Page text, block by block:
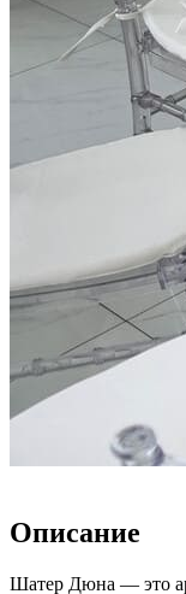
Описание
Шатер Дюна — это